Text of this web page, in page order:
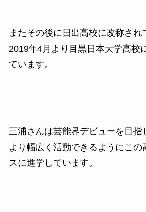
またその後に日出高校に改称され
2019年4月より目黒日本大学高校
ています。
三浦さんは芸能界デビューを目指
より幅広く活動できるようにこの
スに進学しています。